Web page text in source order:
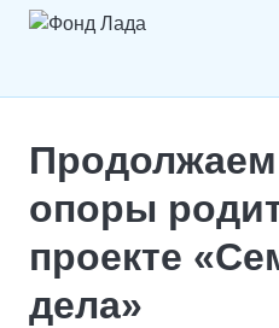
Продолжаем
опоры
проекте
дела»